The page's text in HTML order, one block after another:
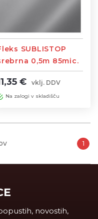
SUBLISTOP
0,5m 85mic.
12
€ vklj. DDV
Na zalogi v skladišču
1
novostih,